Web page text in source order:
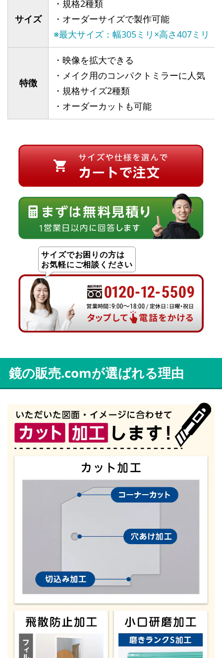
サイズ
・規格2種類
・オーダーサイズで製作可能
※最大サイズ：幅305ミリ×高さ407ミリ
特徴
・映像を拡大できる
・メイク用のコンパクトミラーに人気
・規格サイズ2種類
・オーダーカットも可能
サイズでお困りの方は
お気軽にご相談ください
鏡の販売.comが選ばれる理由